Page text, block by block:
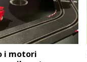
i motori